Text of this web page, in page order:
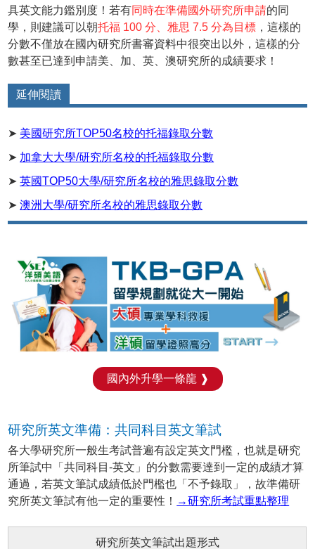
具英文能力鑑別度！若有同時在準備國外研究所申請的同
學，則建議可以朝托福 100 分、雅思 7.5 分為目標 ，這樣的
分數不僅放在國內研究所書審資料中很突出以外，這樣的分
數甚至已達到申請美、加、英、澳研究所的成績要求！
延伸閱讀
➤ 美國研究所TOP50名校的托福錄取分數
➤ 加拿大大學/研究所名校的托福錄取分數
➤英國TOP50大學/研究所名校的雅思錄取分數
➤澳洲大學/研究所名校的雅思錄取分數
國內外升學一條龍 ❱
研究所英文準備：共同科目英文筆試
各大學研究所一般生考試普遍有設定英文門檻，也就是研究
所筆試中「共同科目-英文」的分數需要達到一定的成績才算
通過，若英文筆試成績低於門檻也「不予錄取」，故準備研
究所英文筆試有他一定的重要性！ →研究所考試重點整理
研究所英文筆試出題形式